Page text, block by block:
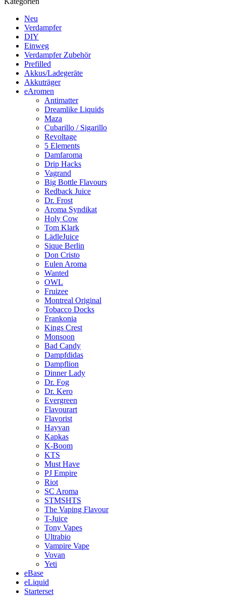
Neu
Verdampfer
DIY
Einweg
Verdampfer Zubehör
Prefilled
Akkus/Ladegeräte
Akkuträger
eAromen
Antimatter
Dreamlike Liquids
Maza
Cubarillo / Sigarillo
Revoltage
5 Elements
Damfaroma
Drip Hacks
Vagrand
Big Bottle Flavours
Redback Juice
Dr. Frost
Aroma Syndikat
Holy Cow
Tom Klark
LädleJuice
Sique Berlin
Don Cristo
Eulen Aroma
Wanted
OWL
Fruizee
Montreal Original
Tobacco Docks
Frankonia
Kings Crest
Monsoon
Bad Candy
Dampfdidas
Dampflion
Dinner Lady
Dr. Fog
Dr. Kero
Evergreen
Flavourart
Flavorist
Hayvan
Kapkas
K-Boom
KTS
Must Have
PJ Empire
Riot
SC Aroma
STMSHTS
The Vaping Flavour
T-Juice
Tony Vapes
Ultrabio
Vampire Vape
Vovan
Yeti
eBase
eLiquid
Starterset